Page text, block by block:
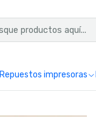
Repuestos impresoras